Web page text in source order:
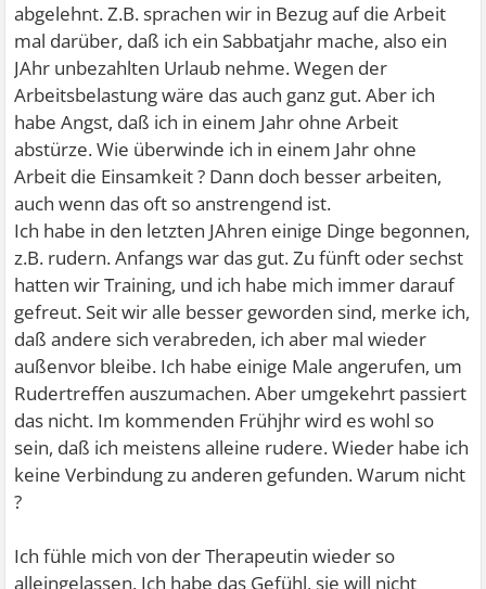
abgelehnt. Z.B. sprachen wir in Bezug auf die Arbeit
mal darüber, daß ich ein Sabbatjahr mache, also ein
JAhr unbezahlten Urlaub nehme. Wegen der
Arbeitsbelastung wäre das auch ganz gut. Aber ich
habe Angst, daß ich in einem Jahr ohne Arbeit
abstürze. Wie überwinde ich in einem Jahr ohne
Arbeit die Einsamkeit ? Dann doch besser arbeiten,
auch wenn das oft so anstrengend ist.
Ich habe in den letzten JAhren einige Dinge begonnen,
z.B. rudern. Anfangs war das gut. Zu fünft oder sechst
hatten wir Training, und ich habe mich immer darauf
gefreut. Seit wir alle besser geworden sind, merke ich,
daß andere sich verabreden, ich aber mal wieder
außenvor bleibe. Ich habe einige Male angerufen, um
Rudertreffen auszumachen. Aber umgekehrt passiert
das nicht. Im kommenden Frühjhr wird es wohl so
sein, daß ich meistens alleine rudere. Wieder habe ich
keine Verbindung zu anderen gefunden. Warum nicht
?
Ich fühle mich von der Therapeutin wieder so
alleingelassen. Ich habe das Gefühl, sie will nicht